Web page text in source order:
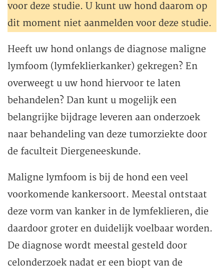
voor deze studie. U kunt uw hond daarom op
dit moment niet aanmelden voor deze studie.
Heeft uw hond onlangs de diagnose maligne
lymfoom (lymfeklierkanker) gekregen? En
overweegt u uw hond hiervoor te laten
behandelen? Dan kunt u mogelijk een
belangrijke bijdrage leveren aan onderzoek
naar behandeling van deze tumorziekte door
de faculteit Diergeneeskunde.
Maligne lymfoom is bij de hond een veel
voorkomende kankersoort. Meestal ontstaat
deze vorm van kanker in de lymfeklieren, die
daardoor groter en duidelijk voelbaar worden.
De diagnose wordt meestal gesteld door
celonderzoek nadat er een biopt van de